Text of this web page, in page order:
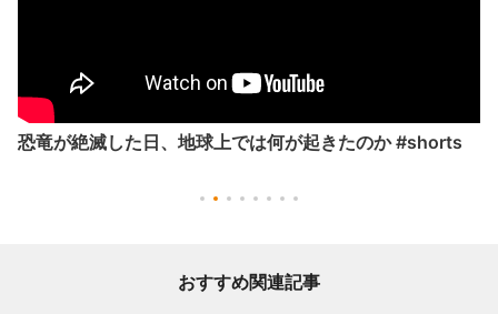
恐竜が絶滅した日、地球上では何が起きたのか #shorts
おすすめ関連記事